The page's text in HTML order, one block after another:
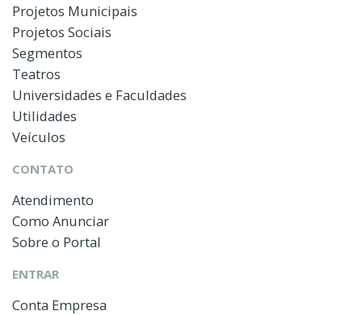
Projetos Municipais
Projetos Sociais
Segmentos
Teatros
Universidades e Faculdades
Utilidades
Veículos
CONTATO
Atendimento
Como Anunciar
Sobre o Portal
ENTRAR
Conta Empresa